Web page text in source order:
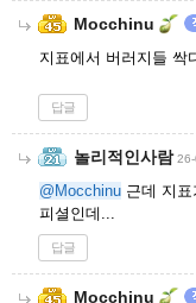
Mocchinu
지표에서 버러지들 싹
답글
놀리적인사람
@Mocchinu 근데 지
피셜인데...
답글
Mocchinu